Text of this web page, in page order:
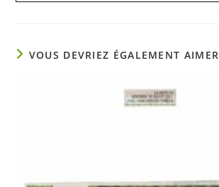
VOUS DEVRIEZ ÉGALEMENT AIMER